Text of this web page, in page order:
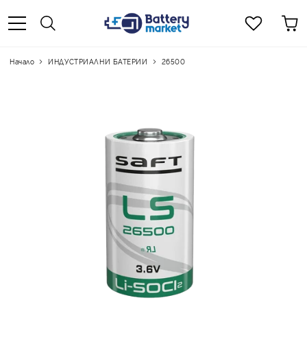
Начало ИНДУСТРИАЛНИ БАТЕРИИ 26500